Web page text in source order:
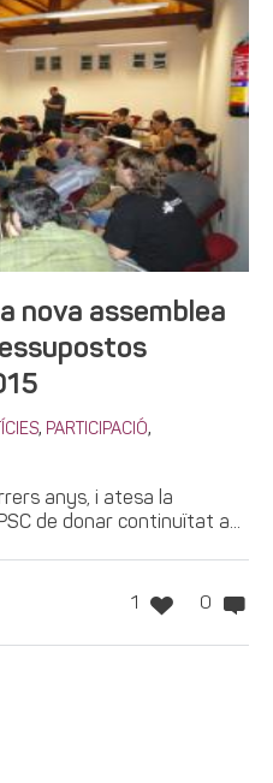
nova assemblea
, PARTICIPACIÓ,
anys, i atesa la
de donar continuïtat a...
1 0